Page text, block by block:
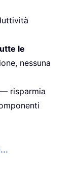
le
nessuna
— risparmia